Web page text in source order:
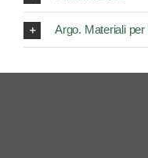
Argo. Materiali